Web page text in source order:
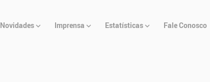
Novidades Imprensa Estatísticas Fale Conosco